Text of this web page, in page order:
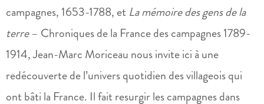
campagnes, 1653-1788, et La mémoire des gens de la
terre– Chroniques de la France des campagnes 1789-
1914, Jean-Marc Moriceau nous invite ici à une
redécouverte de l’univers quotidien des villageois qui
ont bâti la France. Il fait resurgir les campagnes dans